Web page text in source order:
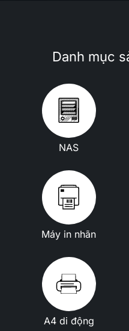
Danh mục
NAS
Máy in nhãn
A4 di động